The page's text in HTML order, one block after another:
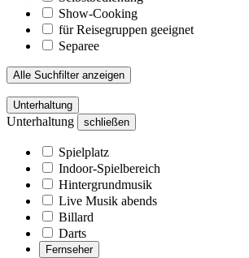
Show-Cooking
für Reisegruppen geeignet
Separee
Alle Suchfilter anzeigen
Unterhaltung
Unterhaltung schließen
Spielplatz
Indoor-Spielbereich
Hintergrundmusik
Live Musik abends
Billard
Darts
Fernseher